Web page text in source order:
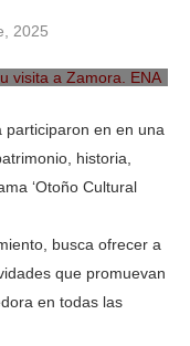
2025
participaron en en una
historia,
‘Otoño Cultural
busca ofrecer a
que promuevan
en todas las